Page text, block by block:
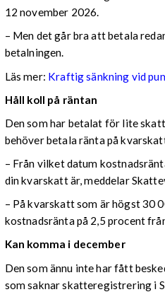
12 november 2026.
– Men det går bra att betala
betalningen.
Läs mer: Kraftig sänkning vid
Håll koll på räntan
Den som har betalat för lite
behöver betala ränta på
– Från vilket datum
din kvarskatt är, meddelar
– På kvarskatt som är högst 30
kostnadsränta på 2,5 procent
Kan komma i december
Den som ännu inte har fått
som saknar skatteregistrering i